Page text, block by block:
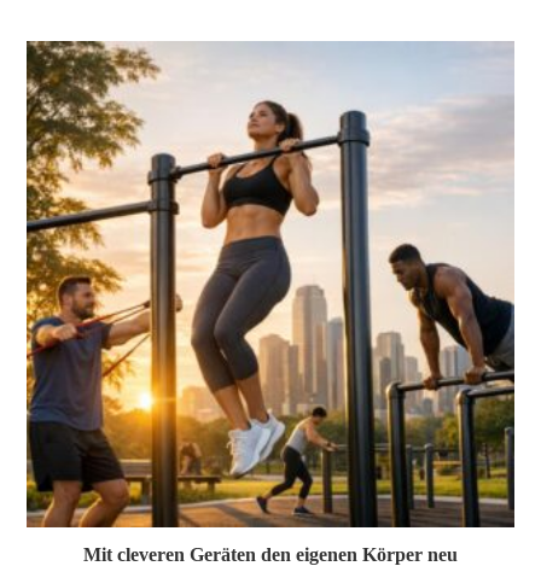
Mit cleveren Geräten den eigenen Körper neu